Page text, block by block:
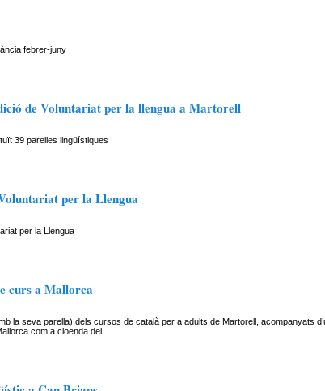
febrer-juny
de Voluntariat per la llengua a Martorell
39 parelles lingüístiques
per la Llengua
per la Llengua
curs a Mallorca
la seva parella) dels cursos de català per a adults de Martorell, acompanyats
com a cloenda del ...